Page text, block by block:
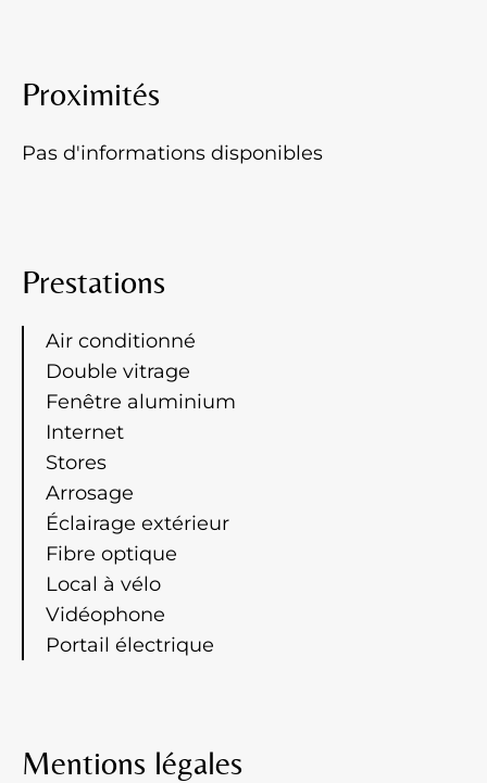
Proximités
Pas d'informations disponibles
Prestations
Air conditionné
Double vitrage
Fenêtre aluminium
Internet
Stores
Arrosage
Éclairage extérieur
Fibre optique
Local à vélo
Vidéophone
Portail électrique
Mentions légales